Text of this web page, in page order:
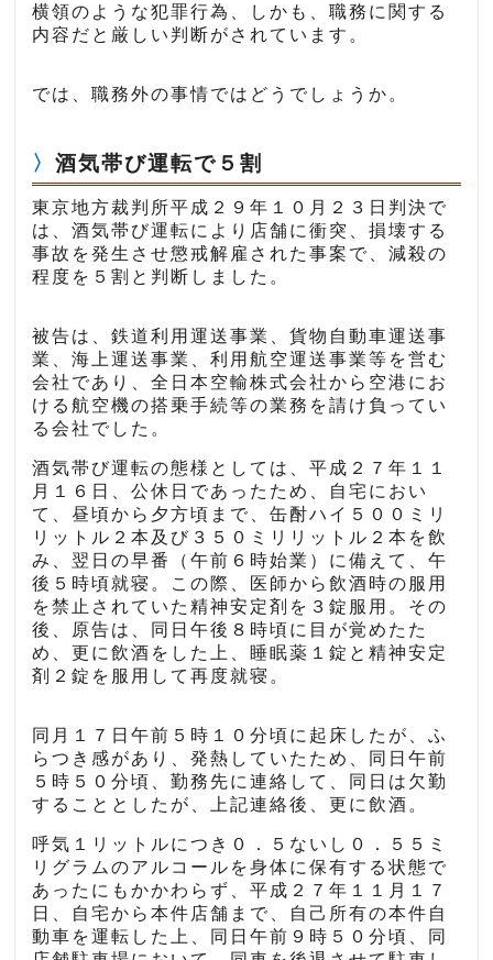
横領のような犯罪行為、しかも、職務に関する
内容だと厳しい判断がされています。
では、職務外の事情ではどうでしょうか。
酒気帯び運転で５割
東京地方裁判所平成２９年１０月２３日判決で
は、酒気帯び運転により店舗に衝突、損壊する
事故を発生させ懲戒解雇された事案で、減殺の
程度を５割と判断しました。
被告は、鉄道利用運送事業、貨物自動車運送事
業、海上運送事業、利用航空運送事業等を営む
会社であり、全日本空輸株式会社から空港にお
ける航空機の搭乗手続等の業務を請け負ってい
る会社でした。
酒気帯び運転の態様としては、平成２７年１１
月１６日、公休日であったため、自宅におい
て、昼頃から夕方頃まで、缶酎ハイ５００ミリ
リットル２本及び３５０ミリリットル２本を飲
み、翌日の早番（午前６時始業）に備えて、午
後５時頃就寝。この際、医師から飲酒時の服用
を禁止されていた精神安定剤を３錠服用。その
後、原告は、同日午後８時頃に目が覚めたた
め、更に飲酒をした上、睡眠薬１錠と精神安定
剤２錠を服用して再度就寝。
同月１７日午前５時１０分頃に起床したが、ふ
らつき感があり、発熱していたため、同日午前
５時５０分頃、勤務先に連絡して、同日は欠勤
することとしたが、上記連絡後、更に飲酒。
呼気１リットルにつき０．５ないし０．５５ミ
リグラムのアルコールを身体に保有する状態で
あったにもかかわらず、平成２７年１１月１７
日、自宅から本件店舗まで、自己所有の本件自
動車を運転した上、同日午前９時５０分頃、同